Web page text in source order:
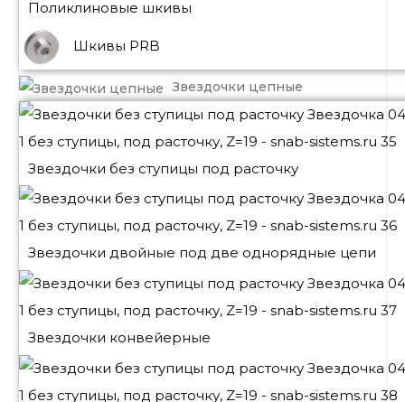
Поликлиновые шкивы
Шкивы PRB
Звездочки цепные
Звездочки без ступицы под расточку
Звездочки двойные под две однорядные цепи
Звездочки конвейерные